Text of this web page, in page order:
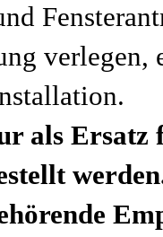
verlegen,
als Ersatz